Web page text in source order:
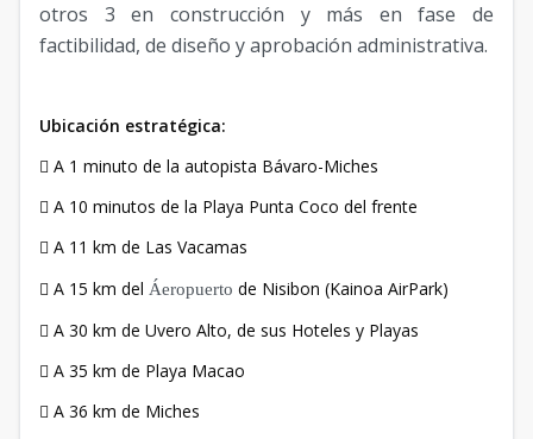
otros 3 en construcción y más en fase de
factibilidad, de diseño y aprobación administrativa.
Ubicación estratégica:
 A 1 minuto de la autopista Bávaro-Miches
 A 10 minutos de la Playa Punta Coco del frente
 A 11 km de Las Vacamas
 A 15 km del Áeropuerto de Nisibon (Kainoa AirPark)
 A 30 km de Uvero Alto, de sus Hoteles y Playas
 A 35 km de Playa Macao
 A 36 km de Miches